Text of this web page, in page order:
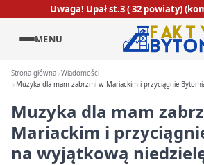
Uwaga! Upał st.3 ( 32 powiaty)
MENU
Strona główna Wiadomości
Muzyka dla mam zabrzmi w Mariackim i przyciągnie
Muzyka dla mam
Mariackim i
na wyjątkową